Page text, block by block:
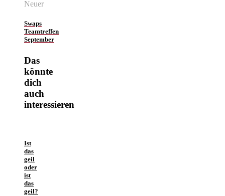
Neuer
Swaps
Teamtreffen
September
Das
könnte
dich
auch
interessieren
Ist
das
geil
oder
ist
das
geil?